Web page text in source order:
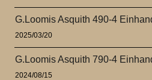
G.Loomis Asquith 490-4
2025/03/20
G.Loomis Asquith 790-4
2024/08/15